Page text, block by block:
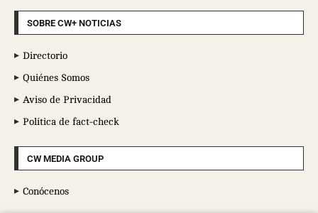
SOBRE CW+ NOTICIAS
Directorio
Quiénes Somos
Aviso de Privacidad
Política de fact-check
CW MEDIA GROUP
Conócenos